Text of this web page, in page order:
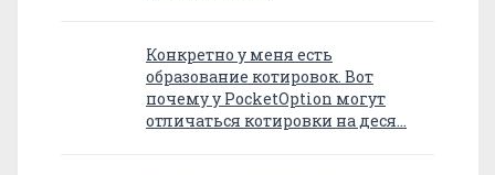
Конкретно у меня есть
образование котировок. Вот
почему у PocketOption могут
отличаться котировки на деся…